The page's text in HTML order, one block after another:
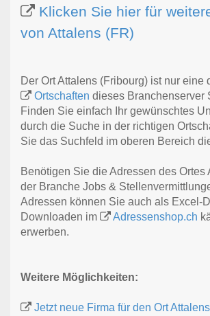
Klicken Sie hier für
von Attalens (FR)
Der Ort Attalens (Fribourg) ist nur eine
Ortschaften dieses Branchenserver
Finden Sie einfach Ihr gewünschtes
durch die Suche in der richtigen
Sie das Suchfeld im oberen Bereich
Benötigen Sie die Adressen des Ortes
der Branche Jobs &
Adressen können Sie auch als Excel-
Downloaden im
Adressenshop.ch
erwerben.
Weitere Möglichkeiten:
Jetzt neue Firma für den Ort